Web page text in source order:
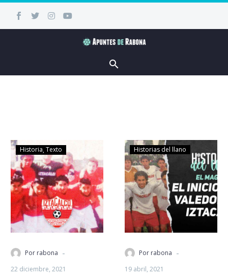
Historia Texto
Por rabona -
22 diciembre, 2021
Historias del llano
Por rabona -
19 abril, 2021